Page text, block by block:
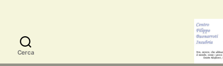
Cerca